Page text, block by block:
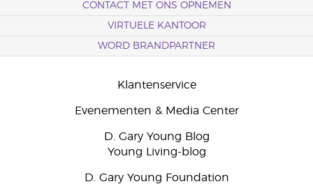
CONTACT MET ONS OPNEMEN
VIRTUELE KANTOOR
WORD BRANDPARTNER
Klantenservice
Evenementen & Media Center
D. Gary Young Blog
Young Living-blog
D. Gary Young Foundation